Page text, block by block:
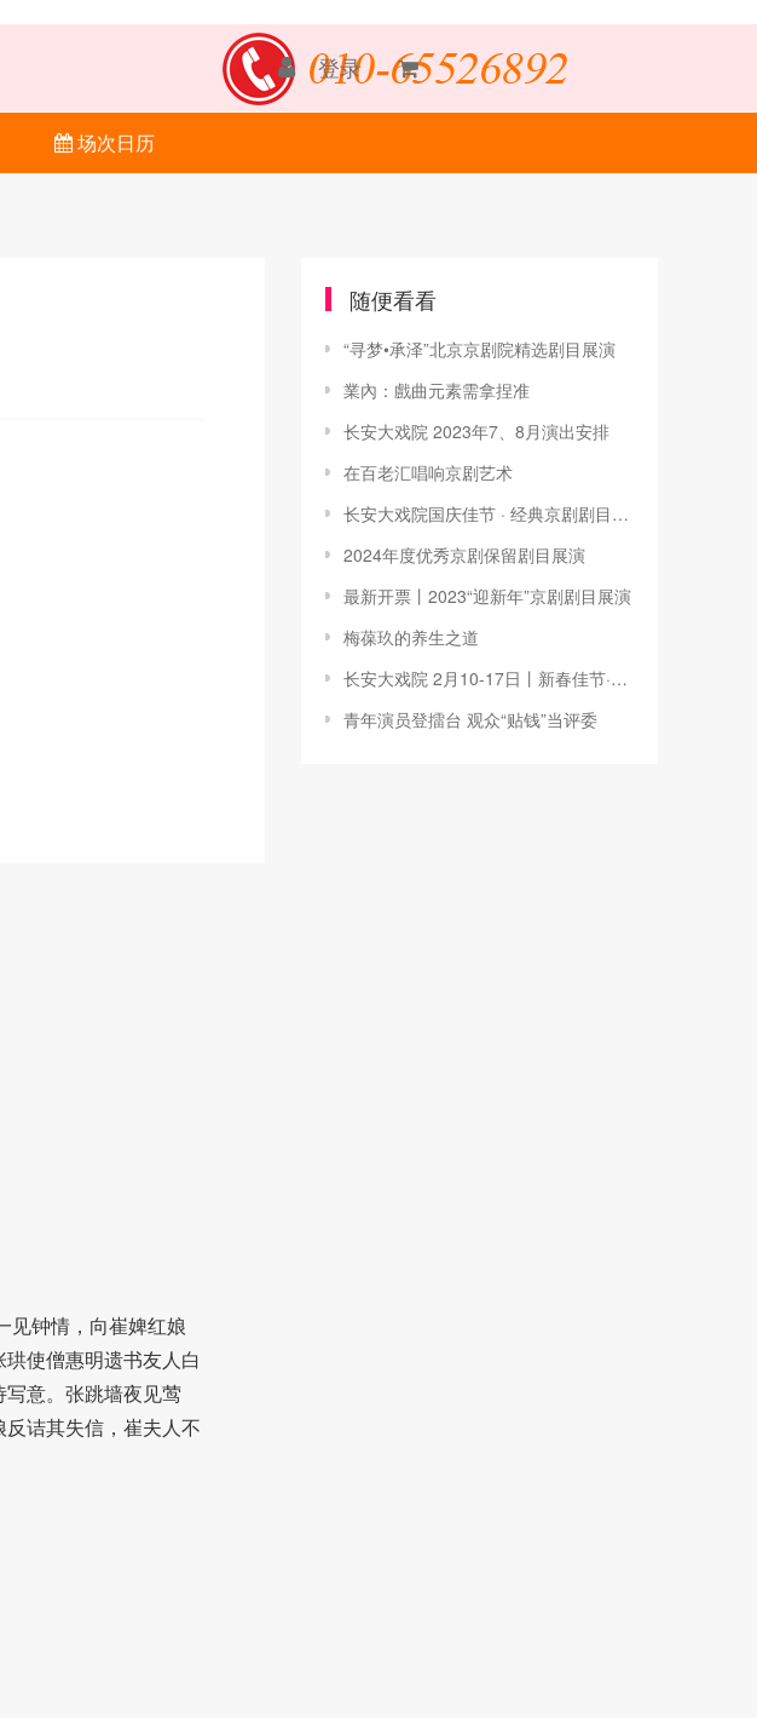
场次日历
登录
钟情，向崔婢红娘
使僧惠明遗书友人白
意。张跳墙夜见莺
诘其失信，崔夫人不
随便看看
“寻梦•承泽”北京京剧院精选剧目展演
業內：戲曲元素需拿捏准
长安大戏院 2023年7、8月演出安排
在百老汇唱响京剧艺术
长安大戏院国庆佳节 · 经典京剧剧目展演
2024年度优秀京剧保留剧目展演
最新开票丨2023“迎新年”京剧剧目展演
梅葆玖的养生之道
长安大戏院 2月10-17日丨新春佳节·经典京剧剧目展演
青年演员登擂台 观众“贴钱”当评委